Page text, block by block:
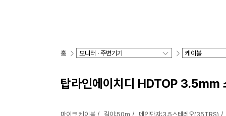
홈
탑라인에이치디 HDTOP
마이크 케이블 길이:50m 메인단자:3.5스테레오(35TRS)